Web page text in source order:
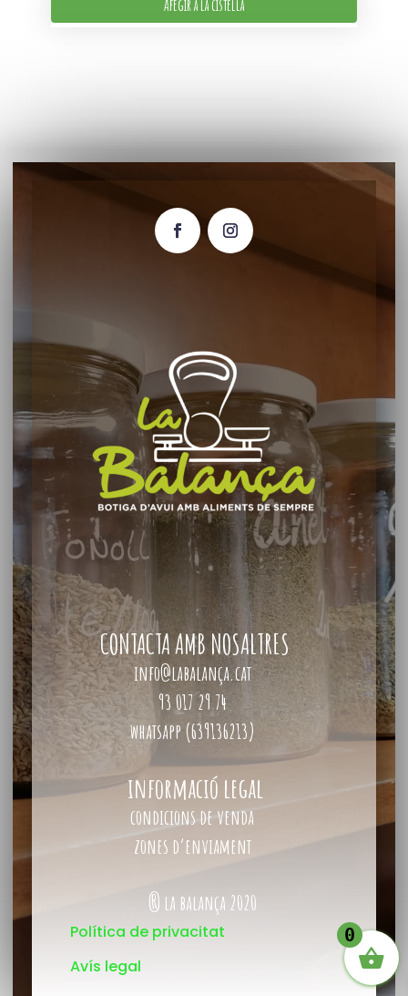
Afegir a la cistella
CONTACTA AMB NOSALTRES
info@labalança.cat
93 017 29 74
whatsapp (639136213)
informació legal
condicions de venda
zones d’enviament
® la balança 2020
Política de privacitat
Avís legal
0